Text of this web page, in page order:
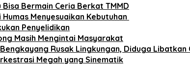
Bisa Bermain Ceria Berkat TMMD
Menyesuaikan Kebutuhan
Penyelidikan
Masih Mengintai Masyarakat
Rusak Lingkungan, Diduga Libatkan
Megah yang Sinematik